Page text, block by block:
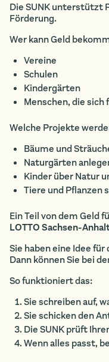
Die SUNK unterstützt
Förderung.
Wer kann Geld
Vereine
Schulen
Kindergärten
Menschen, die
Welche Projekte
Bäume und
Naturgärten
Kinder über Natur
Tiere und Pflanzen
Ein Teil von dem Geld
LOTTO Sachsen-
Sie haben eine Idee für
Dann können Sie bei
So funktioniert das:
Sie schreiben auf,
Sie schicken den
Die SUNK prüft
Wenn alles passt,